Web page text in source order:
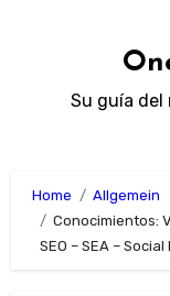
Su guía
Home
Allgemein
Conocimientos:
SEO – SEA –